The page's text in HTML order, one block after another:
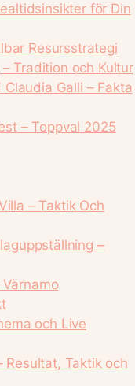
för Din
Resursstrategi
Tradition och Kultur
Galli – Fakta
– Toppval 2025
– Taktik Och
–
och Live
Resultat, Taktik och